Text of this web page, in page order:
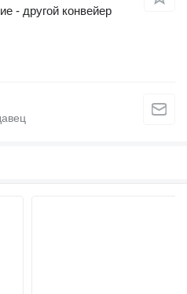
- другой конвейер